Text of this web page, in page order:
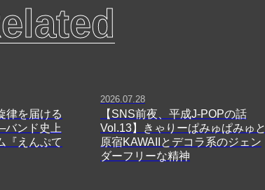
律を届ける
バンド史上
『えんぷて
2026.07.28
【SNS前夜、平成J-POPの話
Vol.13】きゃりーぱみゅぱみゅと
原宿KAWAIIとデコラ系のジェン
ダーフリーな精神